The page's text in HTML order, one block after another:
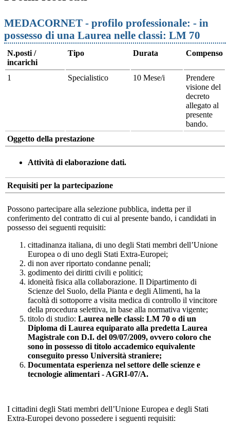
MEDACORNET - profilo professionale: - in
possesso di una Laurea nelle classi: LM 70
N.posti /
incarichi
Tipo Durata Compenso
1 Specialistico 10 Mese/i
Prendere
visione del
decreto
allegato al
presente
bando.
Oggetto della prestazione
Attività di elaborazione dati.
Requisiti per la partecipazione
Possono partecipare alla selezione pubblica, indetta per il
conferimento del contratto di cui al presente bando, i candidati in
possesso dei seguenti requisiti:
cittadinanza italiana, di uno degli Stati membri dell’Unione
Europea o di uno degli Stati Extra-Europei;
di non aver riportato condanne penali;
godimento dei diritti civili e politici;
idoneità fisica alla collaborazione. Il Dipartimento di
Scienze del Suolo, della Pianta e degli Alimenti, ha la
facoltà di sottoporre a visita medica di controllo il vincitore
della procedura selettiva, in base alla normativa vigente;
titolo di studio: Laurea nelle classi: LM 70 o di un
Diploma di Laurea equiparato alla predetta Laurea
Magistrale con D.I. del 09/07/2009, ovvero coloro che
sono in possesso di titolo accademico equivalente
conseguito presso Università straniere;
Documentata esperienza nel settore delle scienze e
tecnologie alimentari - AGRI-07/A.
I cittadini degli Stati membri dell’Unione Europea e degli Stati
Extra-Europei devono possedere i seguenti requisiti: